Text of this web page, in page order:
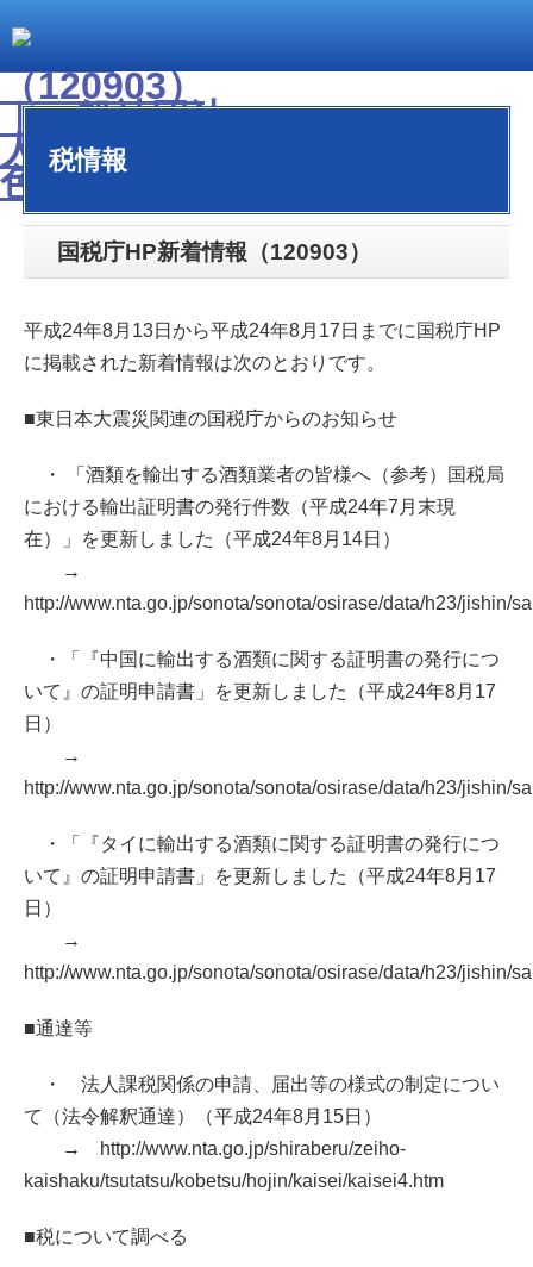
税情報
国税庁HP新着情報（120903）
平成24年8月13日から平成24年8月17日までに国税庁HP
に掲載された新着情報は次のとおりです。
■東日本大震災関連の国税庁からのお知らせ
・ 「酒類を輸出する酒類業者の皆様へ（参考）国税局
における輸出証明書の発行件数（平成24年7月末現
在）」を更新しました（平成24年8月14日）
→
http://www.nta.go.jp/sonota/sonota/osirase/data/h23/jishin/
・「『中国に輸出する酒類に関する証明書の発行につ
いて』の証明申請書」を更新しました（平成24年8月17
日）
→
http://www.nta.go.jp/sonota/sonota/osirase/data/h23/jishin/
・「『タイに輸出する酒類に関する証明書の発行につ
いて』の証明申請書」を更新しました（平成24年8月17
日）
→
http://www.nta.go.jp/sonota/sonota/osirase/data/h23/jishin/
■通達等
・ 法人課税関係の申請、届出等の様式の制定につい
て（法令解釈通達）（平成24年8月15日）
→ http://www.nta.go.jp/shiraberu/zeiho-
kaishaku/tsutatsu/kobetsu/hojin/kaisei/kaisei4.htm
■税について調べる